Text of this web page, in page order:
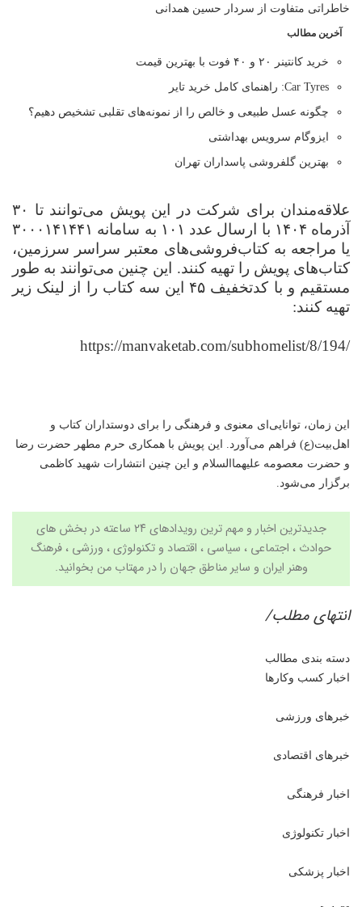
خاطراتی متفاوت از سردار حسین همدانی
آخرین مطالب
خرید کانتینر ۲۰ و ۴۰ فوت با بهترین قیمت
Car Tyres: راهنمای کامل خرید تایر
چگونه عسل طبیعی و خالص را از نمونه‌های تقلبی تشخیص دهیم؟
ایزوگام سرویس بهداشتی
بهترین گلفروشی پاسداران تهران
علاقه‌مندان برای شرکت در این پویش می‌توانند تا ۳۰
آذرماه ۱۴۰۴ با ارسال عدد ۱۰۱ به سامانه ۳۰۰۰۱۴۱۴۴۱
یا مراجعه به کتاب‌فروشی‌های معتبر سراسر سرزمین،
کتاب‌های پویش را تهیه کنند. این چنین می‌توانند به طور
مستقیم و با کدتخفیف ۴۵ این سه کتاب را از لینک زیر
تهیه کنند:
https://manvaketab.com/subhomelist/8/194/
این زمان، توانایی‌ای معنوی و فرهنگی را برای دوستداران کتاب و
اهل‌بیت(ع) فراهم می‌آورد. این پویش با همکاری حرم مطهر حضرت رضا
و حضرت معصومه علیهماالسلام و این چنین انتشارات شهید کاظمی
برگزار می‌شود.
جدیدترین اخبار و مهم ترین رویدادهای ۲۴ ساعته در بخش های
حوادث ، اجتماعی ، سیاسی ، اقتصاد و تکنولوژی، ورزشی ، فرهنگ
وهنر ایران و سایر مناطق جهان را درمهتاب من بخوانید.
انتهای مطلب/
دسته بندی مطالب
اخبار کسب وکارها
خبرهای ورزشی
خبرهای اقتصادی
اخبار فرهنگی
اخبار تکنولوژی
اخبار پزشکی